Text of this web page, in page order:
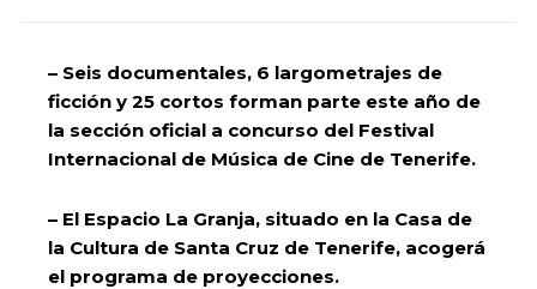
– Seis documentales, 6 largometrajes de
ficción y 25 cortos forman parte este año de
la sección oficial a concurso del Festival
Internacional de Música de Cine de Tenerife.
– El Espacio La Granja, situado en la Casa de
la Cultura de Santa Cruz de Tenerife, acogerá
el programa de proyecciones.